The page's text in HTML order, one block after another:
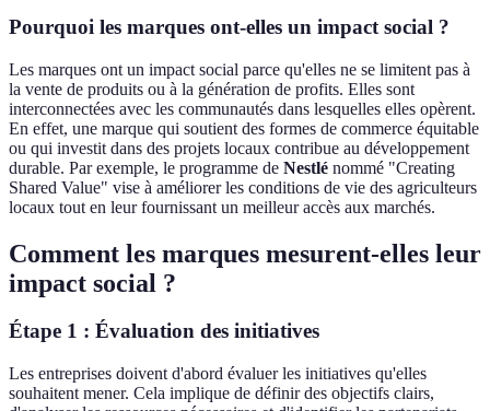
Pourquoi les marques ont-elles un impact social ?
Les marques ont un impact social parce qu'elles ne se limitent pas à
la vente de produits ou à la génération de profits. Elles sont
interconnectées avec les communautés dans lesquelles elles opèrent.
En effet, une marque qui soutient des formes de commerce équitable
ou qui investit dans des projets locaux contribue au développement
durable. Par exemple, le programme de Nestlé nommé "Creating
Shared Value" vise à améliorer les conditions de vie des agriculteurs
locaux tout en leur fournissant un meilleur accès aux marchés.
Comment les marques mesurent-elles leur
impact social ?
Étape 1 : Évaluation des initiatives
Les entreprises doivent d'abord évaluer les initiatives qu'elles
souhaitent mener. Cela implique de définir des objectifs clairs,